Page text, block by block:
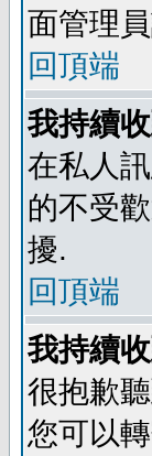
面管理
回頂端
我持續
在私人
的不受
擾.
回頂端
我持續
很抱歉
您可以